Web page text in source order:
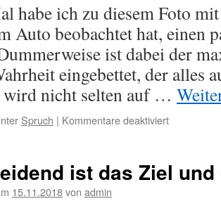
habe ich zu diesem Foto
Auto beobachtet hat, einen
ist dabei der
eingebettet, der alles
wird nicht selten auf …
Spruch | Kommentare deaktiviertfür
und
ist das Ziel
15.11.2018von admin